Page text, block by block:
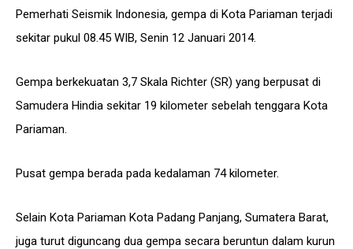
Pemerhati Seismik Indonesia, gempa di Kota Pariaman terjadi
sekitar pukul 08.45 WIB, Senin 12 Januari 2014.
Gempa berkekuatan 3,7 Skala Richter (SR) yang berpusat di
Samudera Hindia sekitar 19 kilometer sebelah tenggara Kota
Pariaman.
Pusat gempa berada pada kedalaman 74 kilometer.
Selain Kota Pariaman Kota Padang Panjang, Sumatera Barat,
juga turut diguncang dua gempa secara beruntun dalam kurun